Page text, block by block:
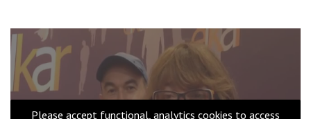
Please accept functional, analytics cookies to access